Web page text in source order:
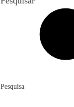
Pesquisa